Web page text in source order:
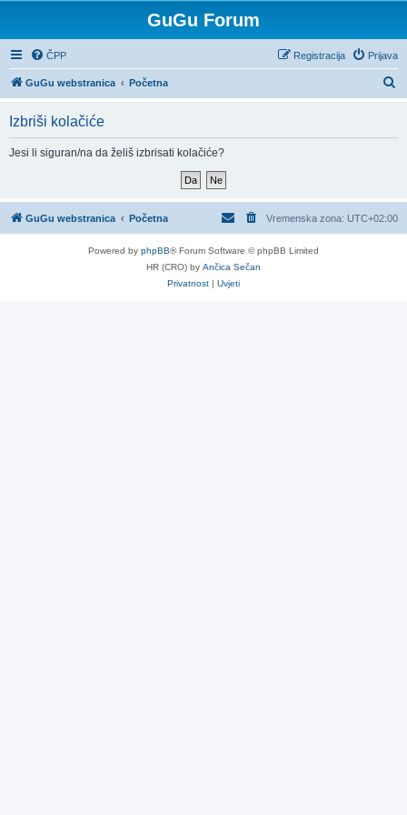
GuGu Forum
ČPP Prijava
Registracija
GuGu webstranica Početna
n
Izbriši kolačiće
Jesi li siguran/na da želiš izbrisati kolačiće?
GuGu webstranica Početna Vremenska zona: UTC+02:00
Powered by phpBB® Forum Software © phpBB Limited
HR (CRO) by Ančica Sečan
Privatnost | Uvjeti